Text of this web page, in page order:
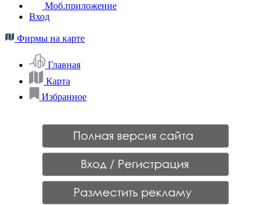
Моб.приложение
Вход
Фирмы на карте
Главная
Карта
Избранное